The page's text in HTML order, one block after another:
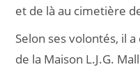
et de là au cimetière
Selon ses volontés, il
de la Maison L.J.G.